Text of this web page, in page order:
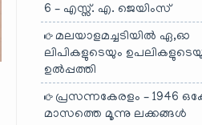
6 – എസ്സ്. എ. ജെയിംസ്
മലയാളമച്ചടിയിൽ ഏ,ഓ
ലിപികളുടെയും
ഉൽപ്പത്തി
പ്രസന്നകേരളം – 1946
മാസത്തെ മൂന്നു ലക്കങ്ങൾ